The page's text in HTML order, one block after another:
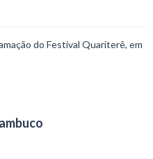
do Festival Quariterê, em